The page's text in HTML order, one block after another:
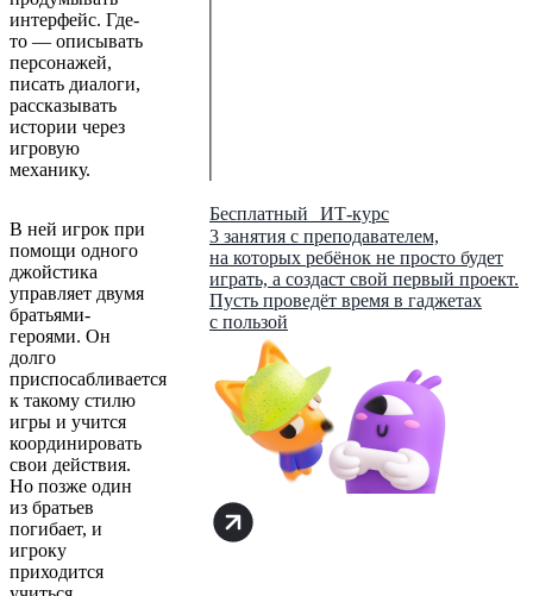
интерфейс. Где-
то — описывать
персонажей,
писать диалоги,
рассказывать
истории через
игровую
механику.
В ней игрок при
помощи одного
джойстика
управляет двумя
братьями-
героями. Он
долго
приспосабливается
к такому стилю
игры и учится
координировать
свои действия.
Но позже один
из братьев
погибает, и
игроку
приходится
Бесплатный ИТ-курс
3 занятия с преподавателем,
на которых ребёнок не просто будет
играть, а создаст свой первый проект.
Пусть проведёт время в гаджетах
с пользой